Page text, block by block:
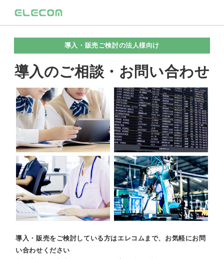
導入・販売ご検討の法人様向け
導入のご相談・お問い合わせ
導入・販売をご検討している方はエレコムまで、お気軽にお問
い合わせください